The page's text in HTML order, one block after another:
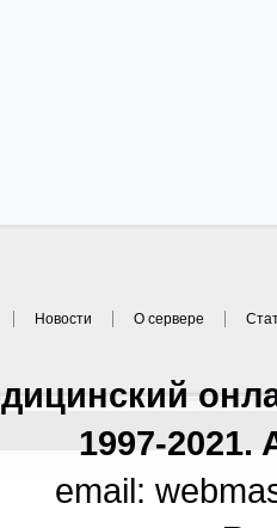
Новости О сервере
1997-2021.
email: